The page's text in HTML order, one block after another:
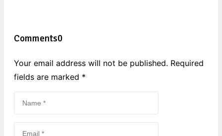
Comments0
Your email address will not be published. Required
fields are marked *